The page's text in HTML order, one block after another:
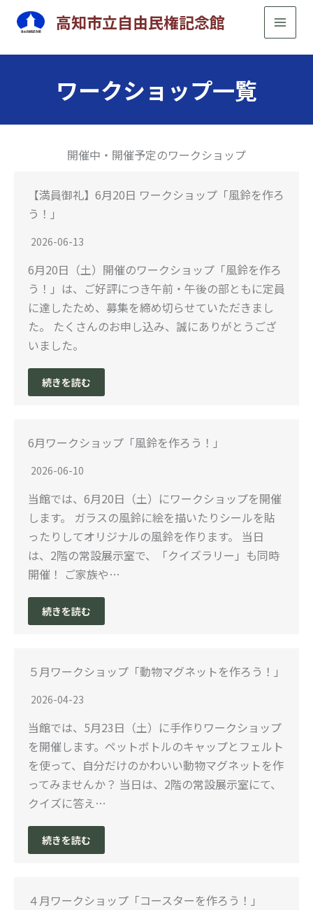
プ
高知市立自由民権記念館
ワークショップ一覧
開催中・開催予定のワークショップ
【満員御礼】6月20日 ワークショップ「風鈴を作ろ
う！」
2026-06-13
6月20日（土）開催のワークショップ「風鈴を作ろ
う！」は、ご好評につき午前・午後の部ともに定員
に達したため、募集を締め切らせていただきまし
た。 たくさんのお申し込み、誠にありがとうござ
いました。
続きを読む
6月ワークショップ「風鈴を作ろう！」
2026-06-10
当館では、6月20日（土）にワークショップを開催
します。 ガラスの風鈴に絵を描いたりシールを貼
ったりしてオリジナルの風鈴を作ります。 当日
は、2階の常設展示室で、「クイズラリー」も同時
開催！ ご家族や…
続きを読む
５月ワークショップ「動物マグネットを作ろう！」
2026-04-23
当館では、5月23日（土）に手作りワークショップ
を開催します。ペットボトルのキャップとフェルト
を使って、自分だけのかわいい動物マグネットを作
ってみませんか？ 当日は、2階の常設展示室にて、
クイズに答え…
続きを読む
４月ワークショップ「コースターを作ろう！」